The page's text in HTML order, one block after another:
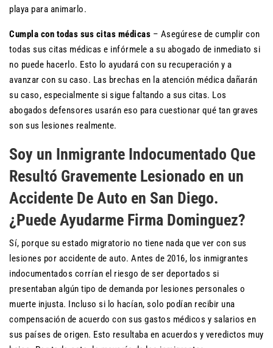
playa para animarlo.
Cumpla con todas sus citas médicas – Asegúrese de cumplir con
todas sus citas médicas e infórmele a su abogado de inmediato si
no puede hacerlo. Esto lo ayudará con su recuperación y a
avanzar con su caso. Las brechas en la atención médica dañarán
su caso, especialmente si sigue faltando a sus citas. Los
abogados defensores usarán eso para cuestionar qué tan graves
son sus lesiones realmente.
Soy un Inmigrante Indocumentado Que
Resultó Gravemente Lesionado en un
Accidente De Auto en San Diego.
¿Puede Ayudarme Firma Dominguez?
Sí, porque su estado migratorio no tiene nada que ver con sus
lesiones por accidente de auto. Antes de 2016, los inmigrantes
indocumentados corrían el riesgo de ser deportados si
presentaban algún tipo de demanda por lesiones personales o
muerte injusta. Incluso si lo hacían, solo podían recibir una
compensación de acuerdo con sus gastos médicos y salarios en
sus países de origen. Esto resultaba en acuerdos y veredictos muy